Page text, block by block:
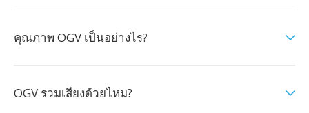
คุณภาพ OGV เป็นอย่างไร?
OGV รวมเสียงด้วยไหม?